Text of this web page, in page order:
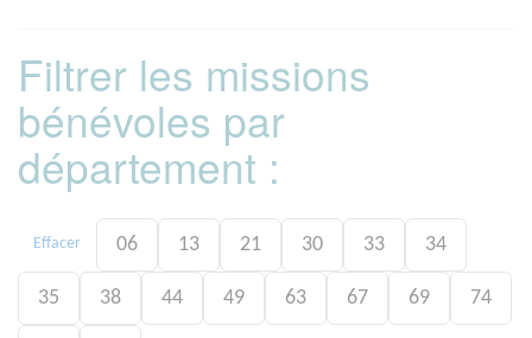
Filtrer les missions
bénévoles par
département :
Effacer 06 13 21 30 33 34
35 38 44 49 63 67 69 74